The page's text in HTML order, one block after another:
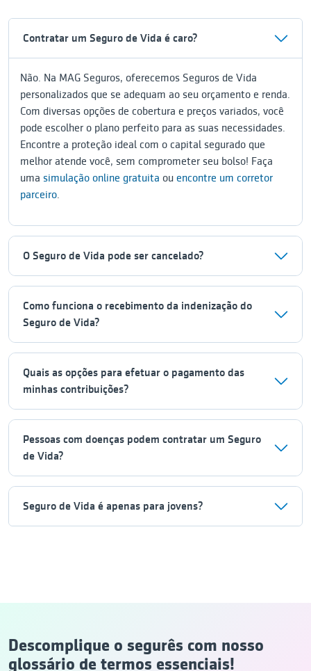
Contratar um Seguro de Vida é caro?
Não. Na MAG Seguros, oferecemos Seguros de Vida
personalizados que se adequam ao seu orçamento e renda.
Com diversas opções de cobertura e preços variados, você
pode escolher o plano perfeito para as suas necessidades.
Encontre a proteção ideal com o capital segurado que
melhor atende você, sem comprometer seu bolso! Faça
uma simulação online gratuita ou encontre um corretor
parceiro.
O Seguro de Vida pode ser cancelado?
Como funciona o recebimento da indenização do
Seguro de Vida?
Quais as opções para efetuar o pagamento das
minhas contribuições?
Pessoas com doenças podem contratar um Seguro
de Vida?
Seguro de Vida é apenas para jovens?
Descomplique o segurês com nosso
glossário de termos essenciais!